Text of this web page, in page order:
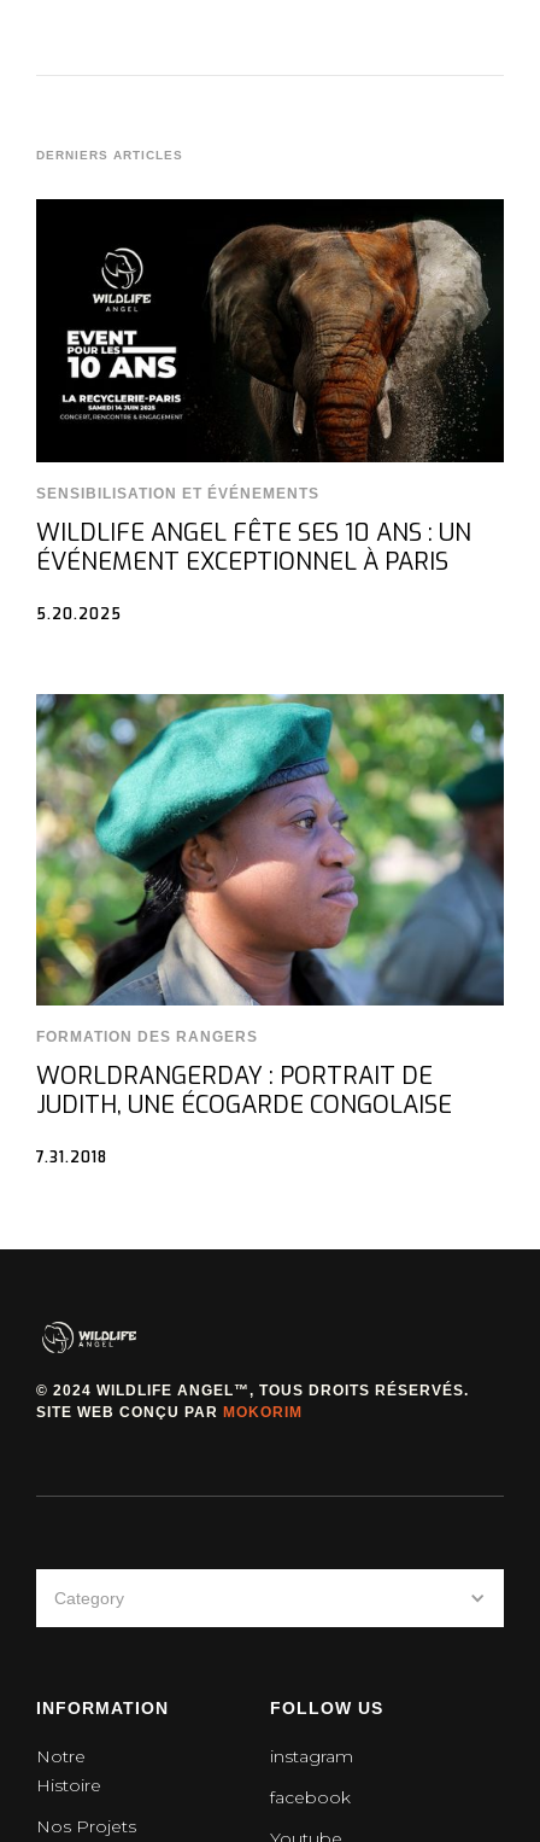
DERNIERS ARTICLES
SENSIBILISATION ET ÉVÉNEMENTS
WILDLIFE ANGEL FÊTE SES 10 ANS : UN
ÉVÉNEMENT EXCEPTIONNEL À PARIS
5.20.2025
FORMATION DES RANGERS
WORLDRANGERDAY : PORTRAIT DE
JUDITH, UNE ÉCOGARDE CONGOLAISE
7.31.2018
© 2024 WILDLIFE ANGEL™, TOUS DROITS RÉSERVÉS.
SITE WEB CONÇU PAR MOKORIM
Category
INFORMATION
Notre
Histoire
Nos Projets
FOLLOW US
instagram
facebook